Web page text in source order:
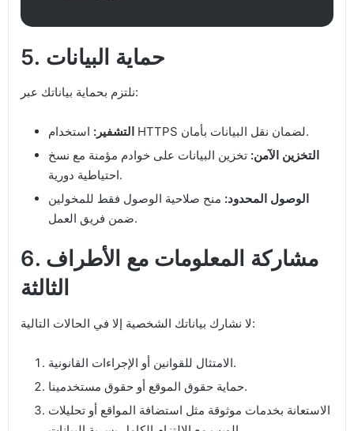
5. حماية البيانات
نلتزم بحماية بياناتك عبر:
التشفير:
استخدام HTTPS لضمان نقل البيانات بأمان.
التخزين الآمن: تخزين البيانات على خوادم مؤمنة مع نسخ
احتياطية دورية.
الوصول المحدود: منح صلاحية الوصول فقط للمخولين
ضمن فريق العمل.
6. مشاركة المعلومات مع الأطراف
الثالثة
لا نشارك بياناتك الشخصية إلا في الحالات التالية:
الامتثال للقوانين أو الإجراءات القانونية.
حماية حقوق الموقع أو حقوق مستخدمينا.
الاستعانة بخدمات موثوقة مثل استضافة المواقع أو تحليلات